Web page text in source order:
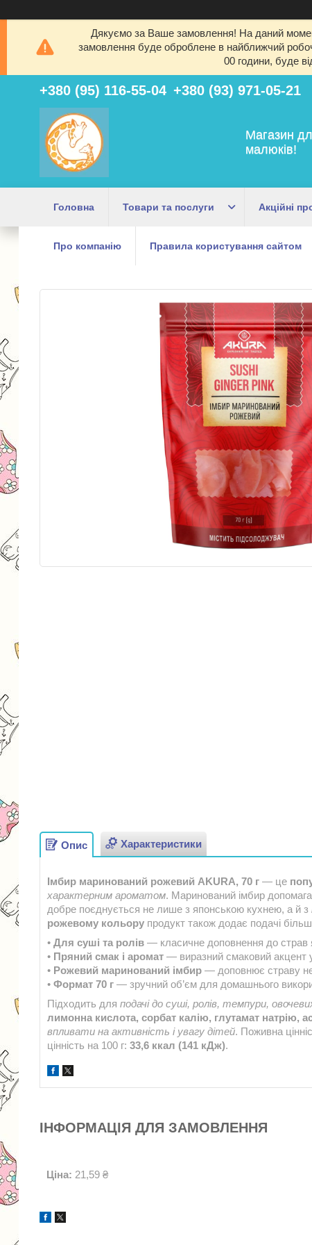
Дякуємо за Ваше замовлення! На даний
замовлення буде оброблене в найближчий
00 години, буде
+380 (95) 116-55-04 +380 (93) 971-05-21
Магазин
малюків!
Головна Товари та послуги Акційні
Про компанію Правила користування сайтом
Опис Характеристики
Імбир маринований рожевий AKURA, 70 г — це
характерним ароматом. Маринований імбир
добре поєднується не лише з японською кухнею, а й з
рожевому кольору продукт також додає подачі
• Для суші та ролів — класичне доповнення до страв
• Пряний смак і аромат — виразний смаковий акцент
• Рожевий маринований імбир — доповнює страву
• Формат 70 г — зручний об’єм для домашнього
Підходить для подачі до суші, ролів, темпури,
лимонна кислота, сорбат калію, глутамат натрію,
впливати на активність і увагу дітей. Поживна
цінність на 100 г: 33,6 ккал (141 кДж).
ІНФОРМАЦІЯ ДЛЯ ЗАМОВЛЕННЯ
Ціна: 21,59 ₴